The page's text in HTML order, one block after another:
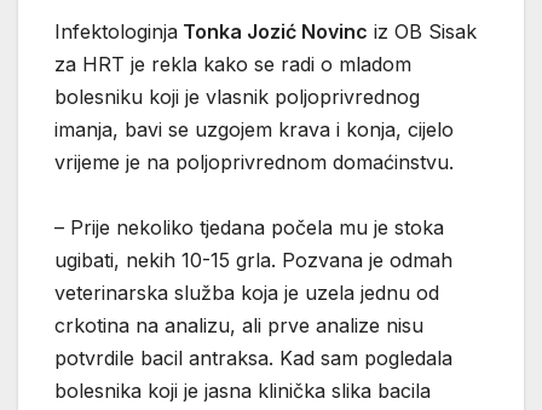
Infektologinja Tonka Jozić Novinc iz OB Sisak
za HRT je rekla kako se radi o mladom
bolesniku koji je vlasnik poljoprivrednog
imanja, bavi se uzgojem krava i konja, cijelo
vrijeme je na poljoprivrednom domaćinstvu.
– Prije nekoliko tjedana počela mu je stoka
ugibati, nekih 10-15 grla. Pozvana je odmah
veterinarska služba koja je uzela jednu od
crkotina na analizu, ali prve analize nisu
potvrdile bacil antraksa. Kad sam pogledala
bolesnika koji je jasna klinička slika bacila